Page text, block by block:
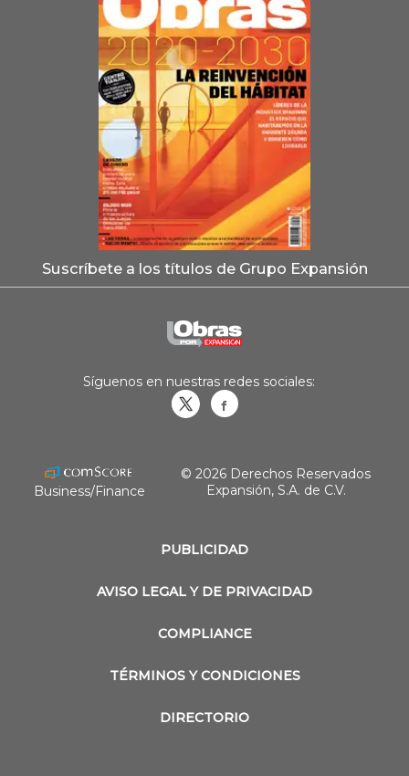
Suscríbete a los títulos de Grupo Expansión
PUBLICIDAD
AVISO LEGAL Y DE PRIVACIDAD
COMPLIANCE
TÉRMINOS Y CONDICIONES
DIRECTORIO
Síguenos en nuestras redes sociales:
Business/Finance
© 2026 Derechos Reservados
Expansión, S.A. de C.V.